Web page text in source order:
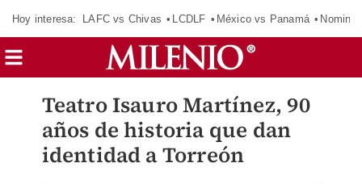
Hoy interesa: LAFC vs Chivas LCDLF México vs Panamá
Teatro Isauro Martínez, 90
años de historia que dan
identidad a Torreón